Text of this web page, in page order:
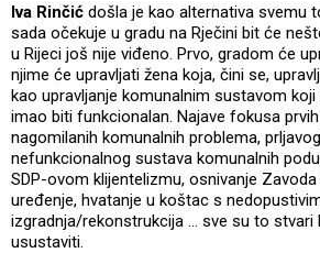
Iva Rinčić došla je kao alternativa svemu
sada očekuje u gradu na Rječini bit će
u Rijeci još nije viđeno. Prvo, gradom će
njime će upravljati žena koja, čini se,
kao upravljanje komunalnim sustavom
imao biti funkcionalan. Najave fokusa
nagomilanih komunalnih problema,
nefunkcionalnog sustava komunalnih
SDP-ovom klijentelizmu, osnivanje
uređenje, hvatanje u koštac s
izgradnja/rekonstrukcija ... sve su to
usustaviti.